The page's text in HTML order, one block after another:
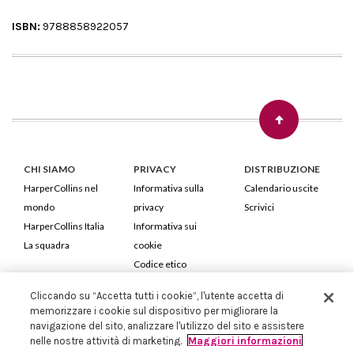
ISBN: 9788858922057
CHI SIAMO
HarperCollins nel
mondo
HarperCollins Italia
La squadra
PRIVACY
Informativa sulla
privacy
Informativa sui
cookie
Codice etico
DISTRIBUZIONE
Calendario uscite
Scrivici
HarperCollins Italia S.p.A. Viale Monte Nero, 84 - 20135 Milano
Cod. Fiscale e P.IVA 05946780151 - Capitale Sociale 258.250 €
Iscritta in Milano al Registro delle imprese nr.198004 e REA nr.1051898
Cliccando su “Accetta tutti i cookie”, l'utente accetta di
memorizzare i cookie sul dispositivo per migliorare la
navigazione del sito, analizzare l'utilizzo del sito e assistere
nelle nostre attività di marketing. Maggiori informazioni